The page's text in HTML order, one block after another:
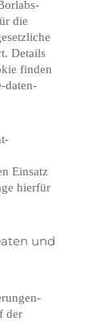
die
Details
finden
daten-
Einsatz
hierfür
und
der